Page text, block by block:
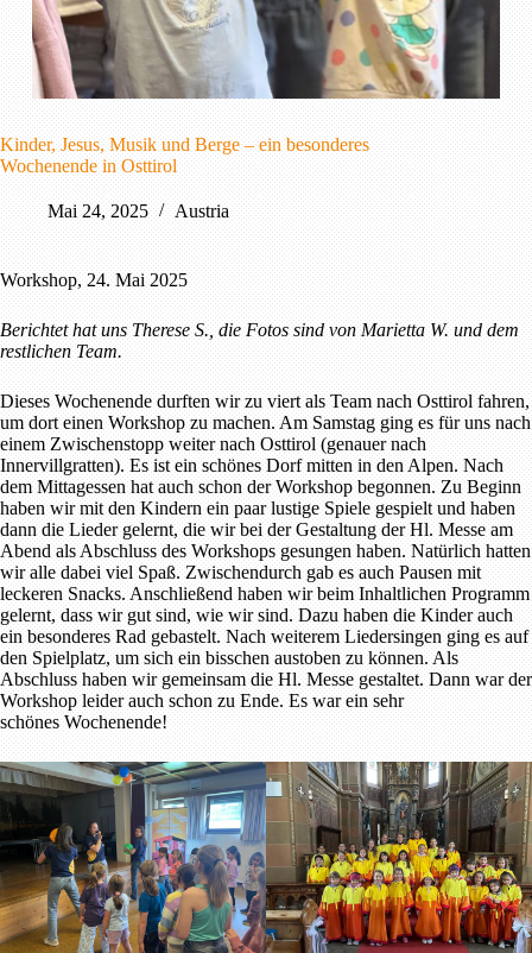
Kinder, Jesus, Musik und Berge – ein besonderes
Wochenende in Osttirol
Mai 24, 2025 Austria
Workshop, 24. Mai 2025
Berichtet hat uns Therese S., die Fotos sind von Marietta W. und dem
restlichen Team.
Dieses Wochenende durften wir zu viert als Team nach Osttirol fahren,
um dort einen Workshop zu machen. Am Samstag ging es für uns nach
einem Zwischenstopp weiter nach Osttirol (genauer nach
Innervillgratten). Es ist ein schönes Dorf mitten in den Alpen. Nach
dem Mittagessen hat auch schon der Workshop begonnen. Zu Beginn
haben wir mit den Kindern ein paar lustige Spiele gespielt und haben
dann die Lieder gelernt, die wir bei der Gestaltung der Hl. Messe am
Abend als Abschluss des Workshops gesungen haben. Natürlich hatten
wir alle dabei viel Spaß. Zwischendurch gab es auch Pausen mit
leckeren Snacks. Anschließend haben wir beim Inhaltlichen Programm
gelernt, dass wir gut sind, wie wir sind. Dazu haben die Kinder auch
ein besonderes Rad gebastelt. Nach weiterem Liedersingen ging es auf
den Spielplatz, um sich ein bisschen austoben zu können. Als
Abschluss haben wir gemeinsam die Hl. Messe gestaltet. Dann war der
Workshop leider auch schon zu Ende. Es war ein sehr
schönes Wochenende!